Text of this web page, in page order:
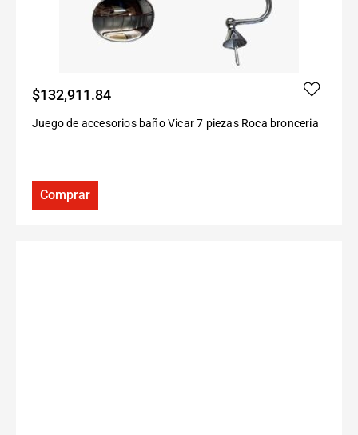
$132,911.84
Juego de accesorios baño Vicar 7 piezas Roca bronceria
Comprar